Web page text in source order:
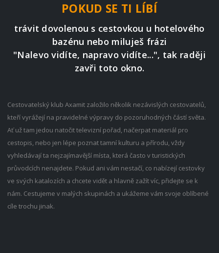
POKUD SE TI LÍBÍ
trávit dovolenou s cestovkou u hotelového
bazénu nebo miluješ frázi
"Nalevo vidíte, napravo vidíte...", tak raději
zavři toto okno.
Cestovatelský klub Axamit založilo několik nezávislých cestovatelů,
kteří vyrážejí na pravidelné výpravy do pozoruhodných částí světa.
Ať už tam jedou natočit televizní pořad, načerpat materiál pro
cestopis, nebo jen lépe poznat tamní kulturu a přírodu, vždy
vyhledávají ta nejzajímavější místa, která často v turistických
průvodcích nenajdete. Pokud ani vám nestačí, co nabízejí cestovky
ve svých katalozích a chcete vidět a hlavně zažít víc, přidejte se k
nám. Cestujeme v malých skupinách a ukážeme vám svoje oblíbené
cíle trochu jinak.